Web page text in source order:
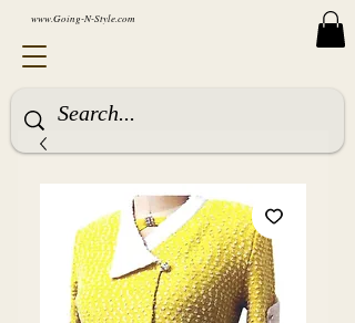
www.Going-N-Style.com